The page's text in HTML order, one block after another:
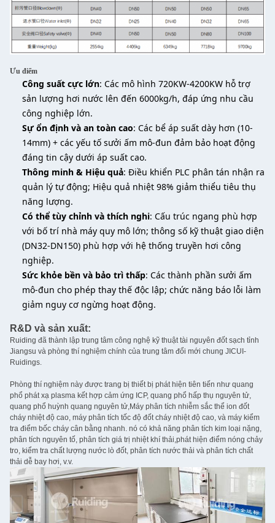
Ưu điểm
Công suất cực lớn: Các mô hình 720KW-4200KW hỗ trợ
sản lượng hơi nước lên đến 6000kg/h, đáp ứng nhu cầu
công nghiệp lớn.
Sự ổn định và an toàn cao: Các bể áp suất dày hơn (10-
14mm) + các yếu tố sưởi ấm mô-đun đảm bảo hoạt động
đáng tin cậy dưới áp suất cao.
Thông minh & Hiệu quả: Điều khiển PLC phân tán nhận ra
quản lý tự động; Hiệu quả nhiệt 98% giảm thiểu tiêu thụ
năng lượng.
Có thể tùy chỉnh và thích nghi: Cấu trúc ngang phù hợp
với bố trí nhà máy quy mô lớn; thông số kỹ thuật giao diện
(DN32-DN150) phù hợp với hệ thống truyền hơi công
nghiệp.
Sức khỏe bền và bảo trì thấp: Các thành phần sưởi ấm
mô-đun cho phép thay thế độc lập; chức năng báo lỗi làm
giảm nguy cơ ngừng hoạt động.
R&D và sản xuất:
Ruiding đã thành lập trung tâm công nghệ kỹ thuật tài nguyên đốt sạch tỉnh
Jiangsu và phòng thí nghiệm chính của trung tâm đổi mới chung JICUI-
Ruidings.
Phòng thí nghiệm này được trang bị thiết bị phát hiện tiên tiến như quang
phổ phát xạ plasma kết hợp cảm ứng ICP, quang phổ hấp thụ nguyên tử,
quang phổ huỳnh quang nguyên tử,Máy phân tích nhiễm sắc thể ion đốt
cháy nhiệt độ cao, máy phân tích tốc độ đốt cháy nhiệt độ cao, và máy kiểm
tra điểm bốc cháy cân bằng nhanh. nó có khả năng phân tích kim loại nặng,
phân tích nguyên tố, phân tích giá trị nhiệt khí thải,phát hiện điểm nóng chảy
tro, kiểm tra chất lượng nước lò đốt, phân tích nước thải và phân tích chất
thải dễ bay hơi, v.v.